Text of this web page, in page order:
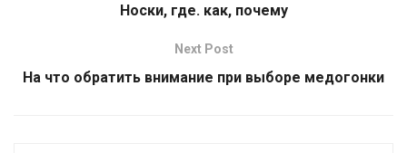
Носки, где. как, почему
Next Post
На что обратить внимание при выборе медогонки